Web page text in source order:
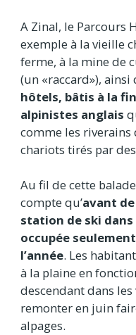
A Zinal, le Parcours
exemple à la vieille
ferme, à la mine de
(un «raccard»),
hôtels, bâtis à la
alpinistes anglais
comme les riverains
chariots tirés par
Au fil de cette
compte qu’avant
station de ski
occupée
l’année. Les
à la plaine en
descendant dans
remonter en juin
alpages.